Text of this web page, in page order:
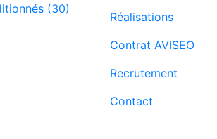
Réalisations
Contrat AVISEO
Recrutement
Contact
(30)